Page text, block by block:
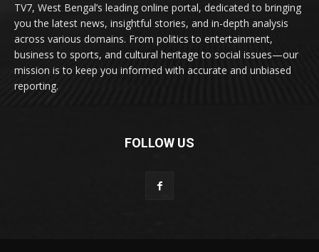
TV7, West Bengal’s leading online portal, dedicated to bringing
you the latest news, insightful stories, and in-depth analysis
across various domains. From politics to entertainment,
business to sports, and cultural heritage to social issues—our
mission is to keep you informed with accurate and unbiased
reporting.
FOLLOW US